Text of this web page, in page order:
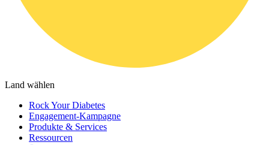
Land wählen
Rock Your Diabetes
Engagement-Kampagne
Produkte & Services
Ressourcen